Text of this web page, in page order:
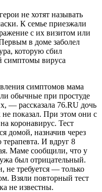
не хотят называть
К семье приезжали
с их визитом или
в доме заболел
которую сбил
симптомы вируса
симптомов мама
обычные при простуде
— рассказала 76.RU дочь
показал. При этом они с
коронавирус. Тест
домой, назначив через
И вдруг 8
Маме сообщили, что у
был отрицательный.
не требуется — только
Взяли повторный тест
не известны.